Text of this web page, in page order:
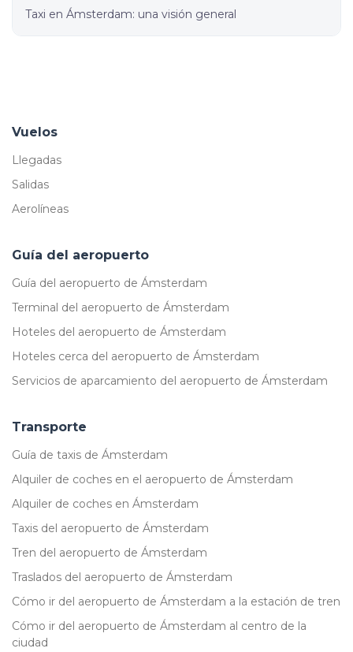
Taxi en Ámsterdam: una visión general
Vuelos
Llegadas
Salidas
Aerolíneas
Guía del aeropuerto
Guía del aeropuerto de Ámsterdam
Terminal del aeropuerto de Ámsterdam
Hoteles del aeropuerto de Ámsterdam
Hoteles cerca del aeropuerto de Ámsterdam
Servicios de aparcamiento del aeropuerto de Ámsterdam
Transporte
Guía de taxis de Ámsterdam
Alquiler de coches en el aeropuerto de Ámsterdam
Alquiler de coches en Ámsterdam
Taxis del aeropuerto de Ámsterdam
Tren del aeropuerto de Ámsterdam
Traslados del aeropuerto de Ámsterdam
Cómo ir del aeropuerto de Ámsterdam a la estación de tren
Cómo ir del aeropuerto de Ámsterdam al centro de la
ciudad